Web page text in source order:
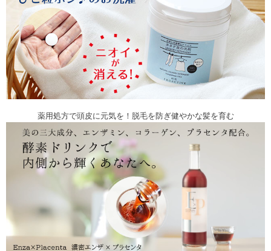
薬用処方で頭皮に元気を！脱毛を防ぎ健やかな髪を育む